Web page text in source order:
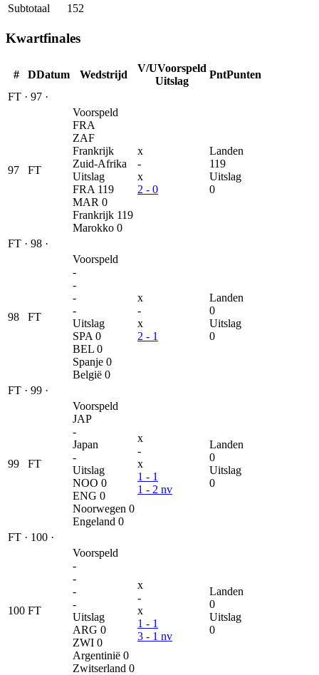
Subtotaal
152
Kwartfinales
# DDatum Wedstrijd
V/UVoorspeld
Uitslag
PntPunten
FT · 97 ·
97 FT
Voorspeld
FRA
ZAF
Frankrijk
Zuid-Afrika
Uitslag
FRA 119
MAR 0
Frankrijk 119
Marokko 0
x
-
x
2 - 0
Landen
119
Uitslag
0
FT · 98 ·
98 FT
Voorspeld
-
-
-
-
Uitslag
SPA 0
BEL 0
Spanje 0
België 0
x
-
x
2 - 1
Landen
0
Uitslag
0
FT · 99 ·
99 FT
Voorspeld
JAP
-
Japan
-
Uitslag
NOO 0
ENG 0
Noorwegen 0
Engeland 0
x
-
x
1 - 1
1 - 2 nv
Landen
0
Uitslag
0
FT · 100 ·
100 FT
Voorspeld
-
-
-
-
Uitslag
ARG 0
ZWI 0
Argentinië 0
Zwitserland 0
x
-
x
1 - 1
3 - 1 nv
Landen
0
Uitslag
0